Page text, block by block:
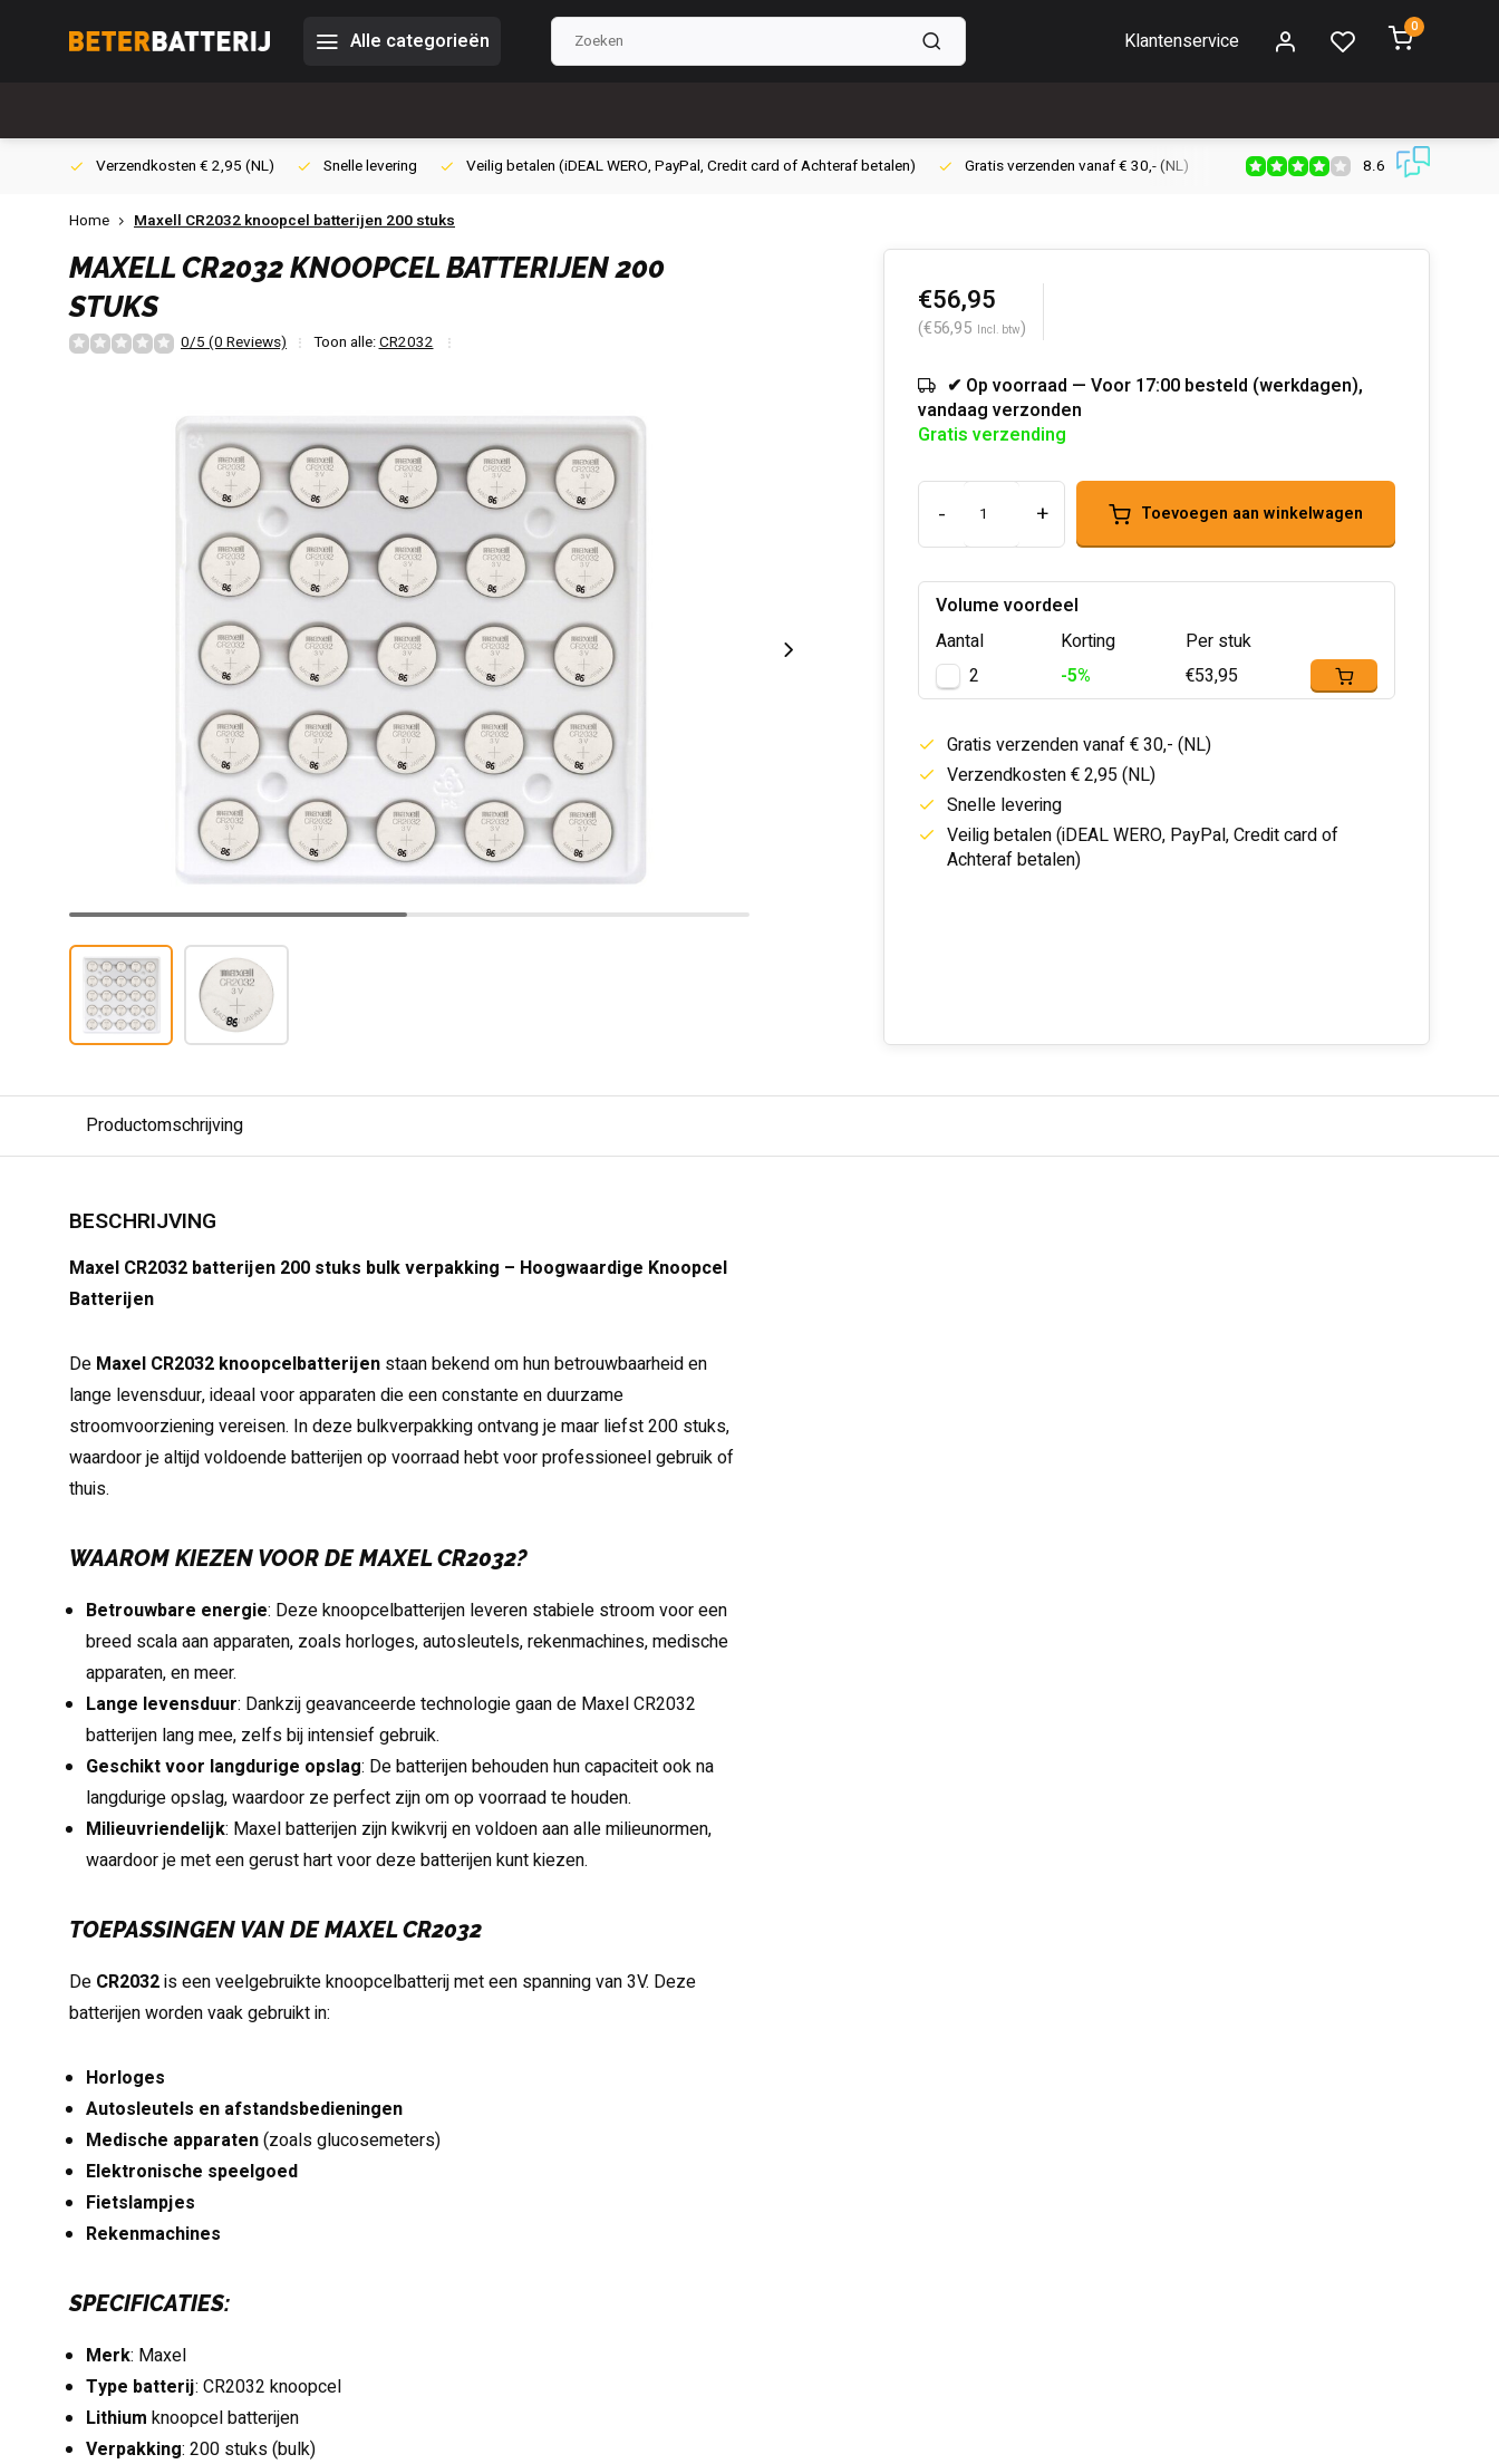
Alle categorieën Klantenservice
0
Verzendkosten € 2,95 (NL) Snelle levering Veilig betalen (iDEAL WERO, PayPal, Credit card of Achteraf betalen) Gratis verzenden vanaf € 30,- (NL) Verzendkosten € 2,95 (NL)
8.6
Home Maxell CR2032 knoopcel batterijen 200 stuks
MAXELL CR2032 KNOOPCEL BATTERIJEN 200
STUKS
0/5 (0 Reviews) Toon alle:CR2032
€56,95
(€56,95 Incl. btw)
✔ Op voorraad — Voor 17:00 besteld (werkdagen),
vandaag verzonden
Gratis verzending
- + Toevoegen aan winkelwagen
Volume voordeel
Aantal
Korting
Per stuk
2
-5% €53,95
Gratis verzenden vanaf € 30,- (NL)
Verzendkosten € 2,95 (NL)
Snelle levering
Veilig betalen (iDEAL WERO, PayPal, Credit card of
Achteraf betalen)
Productomschrijving
BESCHRIJVING
Maxel CR2032 batterijen 200 stuks bulk verpakking – Hoogwaardige Knoopcel
Batterijen
De Maxel CR2032 knoopcelbatterijen staan bekend om hun betrouwbaarheid en
lange levensduur, ideaal voor apparaten die een constante en duurzame
stroomvoorziening vereisen. In deze bulkverpakking ontvang je maar liefst 200 stuks,
waardoor je altijd voldoende batterijen op voorraad hebt voor professioneel gebruik of
thuis.
WAAROM KIEZEN VOOR DE MAXEL CR2032?
Betrouwbare energie: Deze knoopcelbatterijen leveren stabiele stroom voor een
breed scala aan apparaten, zoals horloges, autosleutels, rekenmachines, medische
apparaten, en meer.
Lange levensduur: Dankzij geavanceerde technologie gaan de Maxel CR2032
batterijen lang mee, zelfs bij intensief gebruik.
Geschikt voor langdurige opslag: De batterijen behouden hun capaciteit ook na
langdurige opslag, waardoor ze perfect zijn om op voorraad te houden.
Milieuvriendelijk: Maxel batterijen zijn kwikvrij en voldoen aan alle milieunormen,
waardoor je met een gerust hart voor deze batterijen kunt kiezen.
TOEPASSINGEN VAN DE MAXEL CR2032
De CR2032is een veelgebruikte knoopcelbatterij met een spanning van 3V. Deze
batterijen worden vaak gebruikt in:
Horloges
Autosleutels en afstandsbedieningen
Medische apparaten(zoals glucosemeters)
Elektronische speelgoed
Fietslampjes
Rekenmachines
SPECIFICATIES:
Merk: Maxel
Type batterij: CR2032 knoopcel
Lithium knoopcel batterijen
Verpakking: 200 stuks (bulk)